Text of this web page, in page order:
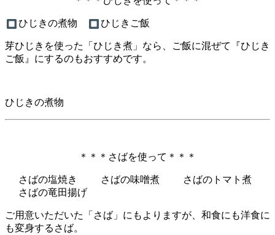
ひじきの煮物 ひじきご飯
芽ひじきを使った「ひじき煮」なら、ご飯に混ぜて『ひじき
ご飯』にするのもおすすめです。
ひじきの煮物
＊＊＊さばを使って＊＊＊
さばの塩焼き さばの味噌煮
さばのトマト煮
さばの竜田揚げ
ご用意いただいた「さば」にもよりますが、和食にも洋食に
も変身するさば。